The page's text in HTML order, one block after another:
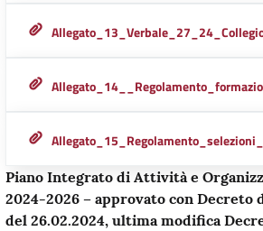
Piano Integrato di Attività e
2024-2026 – approvato con Decreto
del 26.02.2024, ultima modifica